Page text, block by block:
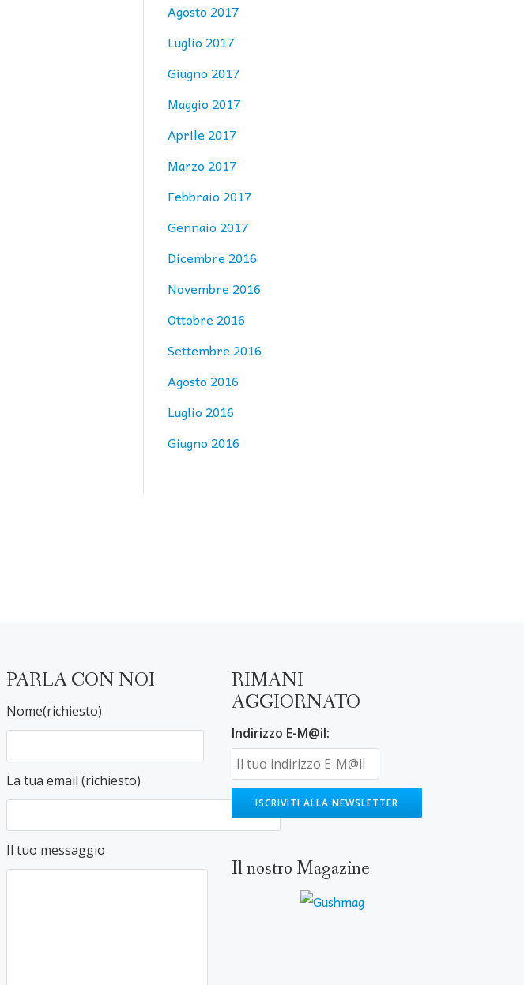
Agosto 2017
Luglio 2017
Giugno 2017
Maggio 2017
Aprile 2017
Marzo 2017
Febbraio 2017
Gennaio 2017
Dicembre 2016
Novembre 2016
Ottobre 2016
Settembre 2016
Agosto 2016
Luglio 2016
Giugno 2016
PARLA CON NOI
Nome(richiesto)
La tua email (richiesto)
Il tuo messaggio
RIMANI
AGGIORNATO
Indirizzo E-M@il:
Il nostro Magazine